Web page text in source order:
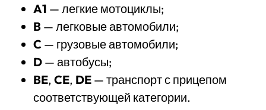
A1 — легкие мотоциклы;
B — легковые автомобили;
C — грузовые автомобили;
D — автобусы;
BE, CE, DE — транспорт с прицепом
соответствующей категории.